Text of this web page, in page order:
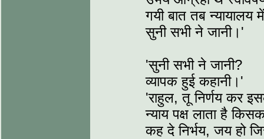
गयी बात तब न्यायालय में
सुनी सभी ने जानी।'
'सुनी सभी ने जानी?
व्यापक हुई कहानी।'
'राहुल, तू निर्णय कर
न्याय पक्ष लाता है
कह दे निर्भय, जय हो